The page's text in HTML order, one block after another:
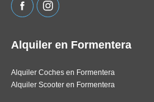
Alquiler en Formentera
Alquiler Coches en Formentera
Alquiler Scooter en Formentera